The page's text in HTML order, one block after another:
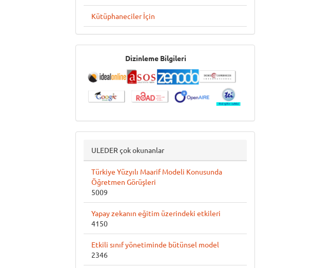
Kütüphaneciler İçin
İndeksler
Dizinleme Bilgileri
ULEDER çok okunanlar
Türkiye Yüzyılı Maarif Modeli Konusunda
Öğretmen Görüşleri
5009
Yapay zekanın eğitim üzerindeki etkileri
4150
Etkili sınıf yönetiminde bütünsel model
2346